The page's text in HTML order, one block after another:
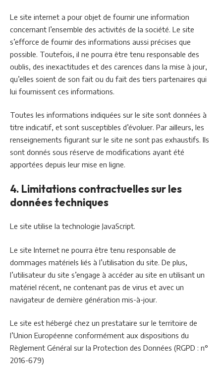
Le site internet a pour objet de fournir une information
concernant l’ensemble des activités de la société. Le site
s’efforce de fournir des informations aussi précises que
possible. Toutefois, il ne pourra être tenu responsable des
oublis, des inexactitudes et des carences dans la mise à jour,
qu’elles soient de son fait ou du fait des tiers partenaires qui
lui fournissent ces informations.
Toutes les informations indiquées sur le site sont données à
titre indicatif, et sont susceptibles d’évoluer. Par ailleurs, les
renseignements figurant sur le site ne sont pas exhaustifs. Ils
sont donnés sous réserve de modifications ayant été
apportées depuis leur mise en ligne.
4. Limitations contractuelles sur les
données techniques
Le site utilise la technologie JavaScript.
Le site Internet ne pourra être tenu responsable de
dommages matériels liés à l’utilisation du site. De plus,
l’utilisateur du site s’engage à accéder au site en utilisant un
matériel récent, ne contenant pas de virus et avec un
navigateur de dernière génération mis-à-jour.
Le site est hébergé chez un prestataire sur le territoire de
l’Union Européenne conformément aux dispositions du
Règlement Général sur la Protection des Données (RGPD : n°
2016-679)